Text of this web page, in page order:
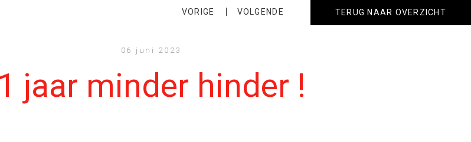
06 juni 2023
1 jaar minder hinder !
TERUG NAAR OVERZICHT
VORIGE VOLGENDE